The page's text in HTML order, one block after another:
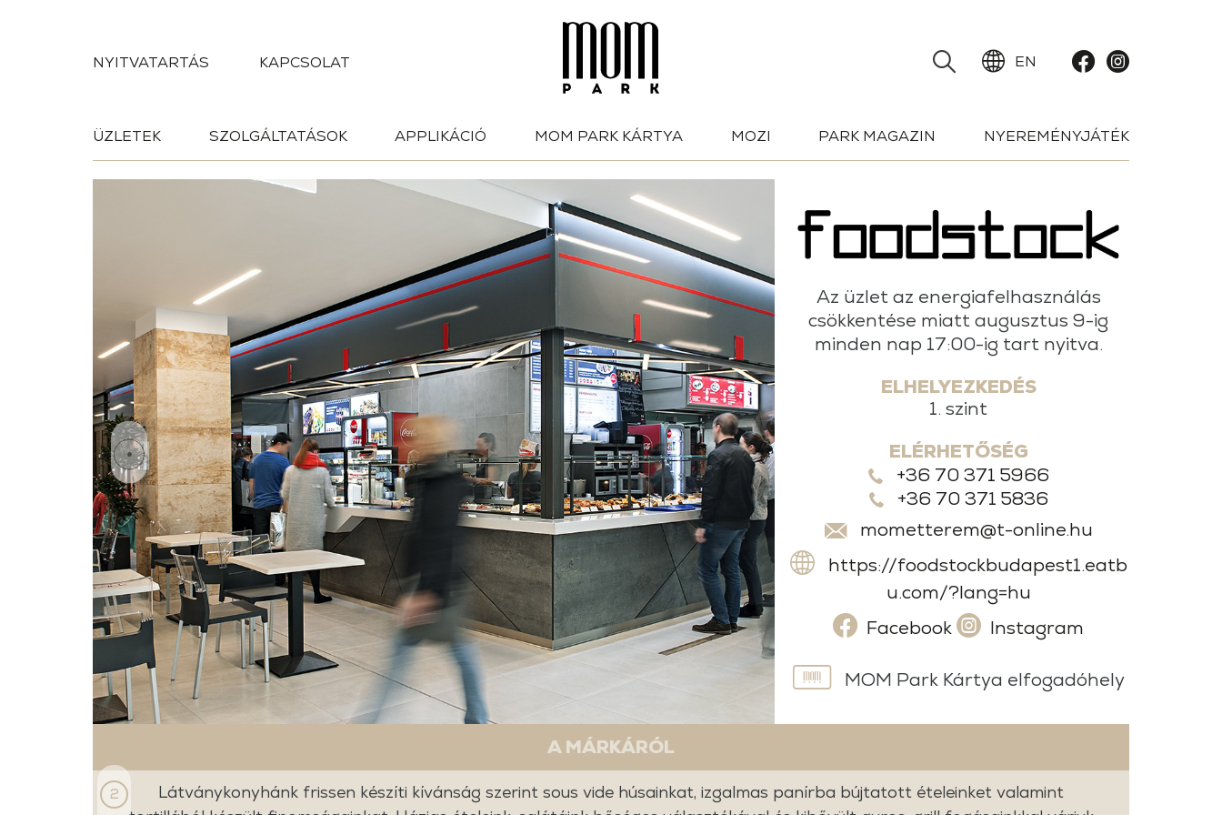
NYITVATARTÁS KAPCSOLAT EN
ÜZLETEK SZOLGÁLTATÁSOK APPLIKÁCIÓ MOM PARK KÁRTYA MOZI PARK MAGAZIN NYEREMÉNYJÁTÉK
Az üzlet az energiafelhasználás
csökkentése miatt augusztus 9-ig
minden nap 17:00-ig tart nyitva.
ELHELYEZKEDÉS
1. szint
ELÉRHETŐSÉG
+36 70 371 5966
+36 70 371 5836
mometterem@t-online.hu
https://foodstockbudapest1.eatb
u.com/?lang=hu
Facebook
Instagram
MOM Park Kártya elfogadóhely
2
A MÁRKÁRÓL
Látványkonyhánk frissen készíti kívánság szerint sous vide húsainkat, izgalmas panírba bújtatott ételeinket valamint